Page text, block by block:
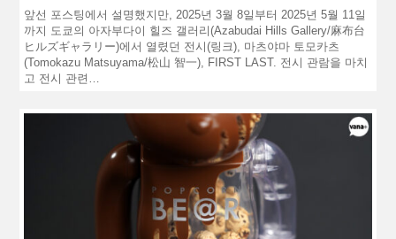
앞선 포스팅에서 설명했지만, 2025년 3월 8일부터 2025년 5월 11일
까지 도쿄의 아자부다이 힐즈 갤러리(Azabudai Hills Gallery/麻布台
ヒルズギャラリー)에서 열렸던 전시(링크), 마츠야마 토모카츠
(Tomokazu Matsuyama/松山 智一), FIRST LAST. 전시 관람을 마치
고 전시 관련…